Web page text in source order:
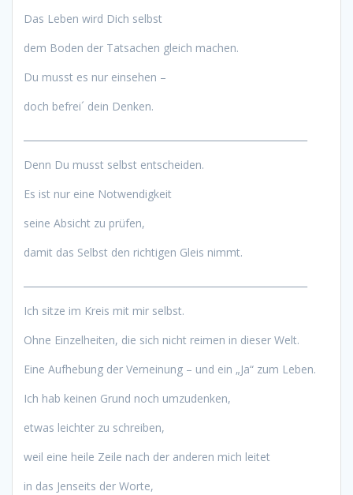
Das Leben wird Dich selbst
dem Boden der Tatsachen gleich machen.
Du musst es nur einsehen –
doch befrei´ dein Denken.
Denn Du musst selbst entscheiden.
Es ist nur eine Notwendigkeit
seine Absicht zu prüfen,
damit das Selbst den richtigen Gleis nimmt.
Ich sitze im Kreis mit mir selbst.
Ohne Einzelheiten, die sich nicht reimen in dieser Welt.
Eine Aufhebung der Verneinung – und ein „Ja“ zum Leben.
Ich hab keinen Grund noch umzudenken,
etwas leichter zu schreiben,
weil eine heile Zeile nach der anderen mich leitet
in das Jenseits der Worte,